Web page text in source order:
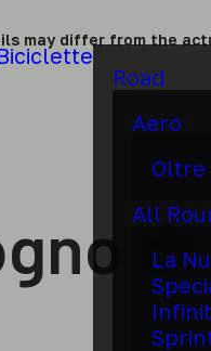
Road
Aero
Oltre
All
La
may differ from the